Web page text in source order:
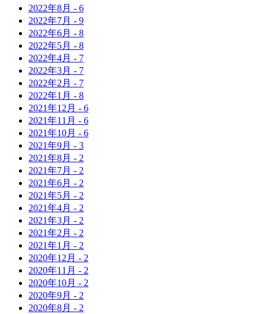
2022年8月 - 6
2022年7月 - 9
2022年6月 - 8
2022年5月 - 8
2022年4月 - 7
2022年3月 - 7
2022年2月 - 7
2022年1月 - 8
2021年12月 - 6
2021年11月 - 6
2021年10月 - 6
2021年9月 - 3
2021年8月 - 2
2021年7月 - 2
2021年6月 - 2
2021年5月 - 2
2021年4月 - 2
2021年3月 - 2
2021年2月 - 2
2021年1月 - 2
2020年12月 - 2
2020年11月 - 2
2020年10月 - 2
2020年9月 - 2
2020年8月 - 2